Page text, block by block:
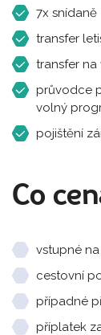
7x snídaně
transfer
transfer
průvodce
volný
pojištění
Co
vstupné
cestovní
případné
příplatek